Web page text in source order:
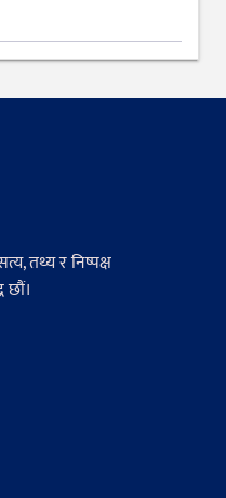
तथ्य र निष्पक्ष
छौं।